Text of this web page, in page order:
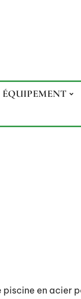
ÉQUIPEMENT
piscine en